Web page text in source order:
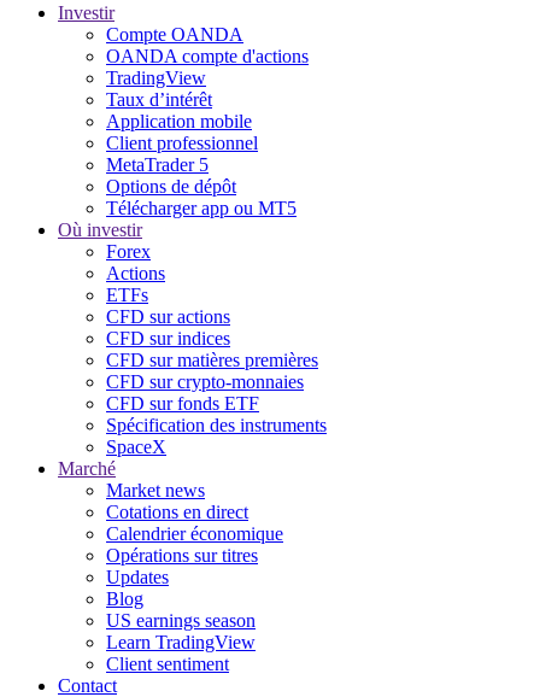
Investir
Compte OANDA
OANDA compte d'actions
TradingView
Taux d’intérêt
Application mobile
Client professionnel
MetaTrader 5
Options de dépôt
Télécharger app ou MT5
Où investir
Forex
Actions
ETFs
CFD sur actions
CFD sur indices
CFD sur matières premières
CFD sur crypto-monnaies
CFD sur fonds ETF
Spécification des instruments
SpaceX
Marché
Market news
Cotations en direct
Calendrier économique
Opérations sur titres
Updates
Blog
US earnings season
Learn TradingView
Client sentiment
Contact